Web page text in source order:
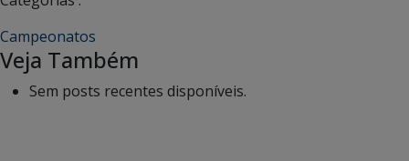
Campeonatos
Veja Também
Sem posts recentes disponíveis.